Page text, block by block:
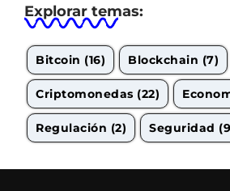
Explorar temas:
Bitcoin (16) Blockchain (7)
Criptomonedas (22)
Regulación (2) Seguridad